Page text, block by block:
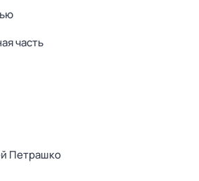
часть
Петрашко